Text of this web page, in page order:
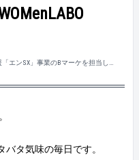
エンSX」事業のBマーケを担当して
タ気味の毎日です。